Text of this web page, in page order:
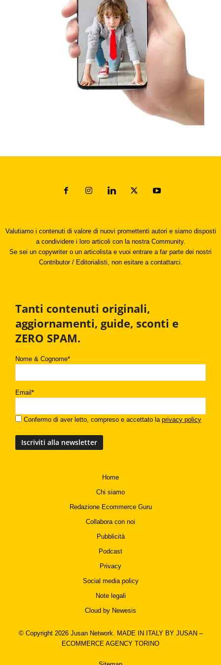
Valutiamo i contenuti di valore di nuovi promettenti autori e siamo disposti
a condividere i loro articoli con la nostra Community.
Se sei un copywriter o un articolista e vuoi entrare a far parte dei nostri
Contributor / Editorialisti, non esitare a contattarci.
Tanti contenuti originali,
aggiornamenti, guide, sconti e
ZERO SPAM.
Nome & Cognome*
Email*
Confermo di aver letto, compreso e accettato laprivacy policy
Home
Chi siamo
Redazione Ecommerce Guru
Collabora con noi
Pubblicità
Podcast
Privacy
Social media policy
Note legali
Cloud by Newesis
© Copyright 2026 Jusan Network. MADE IN ITALY BY JUSAN –
ECOMMERCE AGENCY TORINO